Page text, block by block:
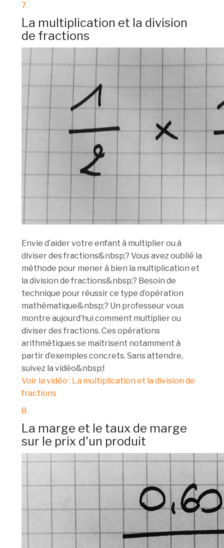
7.
La multiplication et la division
de fractions
Envie d’aider votre enfant à multiplier ou à
diviser des fractions&nbsp;? Vous avez oublié la
méthode pour mener à bien la multiplication et
la division de fractions&nbsp;? Besoin de
technique pour réussir ce type d’opération
mathématique&nbsp;? Un professeur vous
montre aujourd’hui comment multiplier ou
diviser des fractions. Ces opérations
arithmétiques se maîtrisent notamment à
partir d’exemples concrets. Sans attendre,
suivez la vidéo&nbsp;!
Voir la vidéo : La multiplication et la division de
fractions
8.
La marge et le taux de marge
sur le prix d'un produit